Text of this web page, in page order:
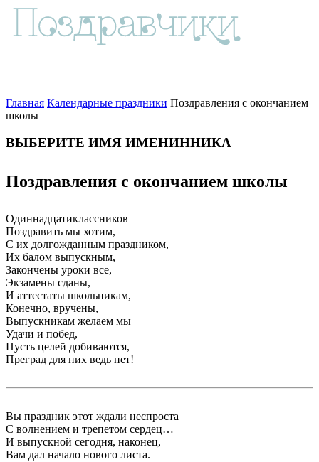
Главная Календарные праздники Поздравления с окончанием
школы
ВЫБЕРИТЕ ИМЯ ИМЕНИННИКА
Поздравления с окончанием школы
Одиннадцатиклассников
Поздравить мы хотим,
С их долгожданным праздником,
Их балом выпускным,
Закончены уроки все,
Экзамены сданы,
И аттестаты школьникам,
Конечно, вручены,
Выпускникам желаем мы
Удачи и побед,
Пусть целей добиваются,
Преград для них ведь нет!
Вы праздник этот ждали неспроста
С волнением и трепетом сердец…
И выпускной сегодня, наконец,
Вам дал начало нового листа.